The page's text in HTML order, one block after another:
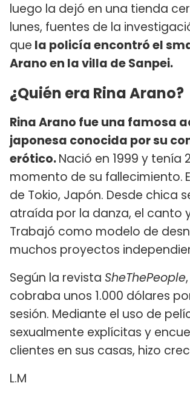
luego la dejó en una tienda
lunes, fuentes de la
que la policía encontró el
Arano en la villa de Sanpei.
¿Quién era Rina Arano?
Rina Arano fue una famosa
japonesa conocida por su
erótico.Nació en 1999 y tenía
momento de su fallecimiento.
de Tokio, Japón. Desde chica
atraída por la danza, el canto
Trabajó como modelo de
muchos proyectos
Según la revista SheThePeople
cobraba unos 1.000 dólares
sesión. Mediante el uso de
sexualmente explícitas y
clientes en sus casas, hizo
L.M